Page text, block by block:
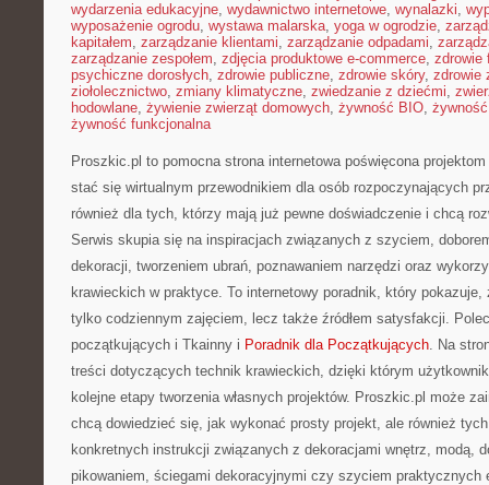
wydarzenia edukacyjne, wydawnictwo internetowe, wynalazki,
wyposażenie ogrodu, wystawa malarska, yoga w ogrodzie,
kapitałem, zarządzanie klientami, zarządzanie odpadami,
zarządzanie zespołem, zdjęcia produktowe e-commerce, zdrowie
psychiczne dorosłych, zdrowie publiczne, zdrowie skóry, zdrowie
ziołolecznictwo, zmiany klimatyczne, zwiedzanie z dziećmi,
hodowlane, żywienie zwierząt domowych, żywność BIO,
żywność funkcjonalna
Proszkic.pl to pomocna strona internetowa poświęcona
stać się wirtualnym przewodnikiem dla osób rozpoczynających
również dla tych, którzy mają już pewne doświadczenie i chcą
Serwis skupia się na inspiracjach związanych z szyciem,
dekoracji, tworzeniem ubrań, poznawaniem narzędzi oraz
krawieckich w praktyce. To internetowy poradnik, który
tylko codziennym zajęciem, lecz także źródłem satysfakcji.
początkujących i Tkainny i Poradnik dla Początkujących. Na
treści dotyczących technik krawieckich, dzięki którym
kolejne etapy tworzenia własnych projektów. Proszkic.pl może
chcą dowiedzieć się, jak wykonać prosty projekt, ale również
konkretnych instrukcji związanych z dekoracjami wnętrz, modą,
pikowaniem, ściegami dekoracyjnymi czy szyciem praktycznych